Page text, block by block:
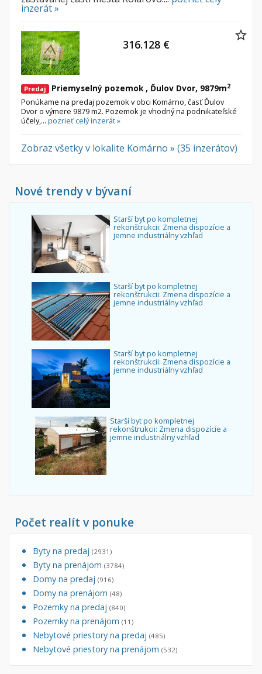
inzerát »
Predaj Priemyselný pozemok , Ďulov Dvor, 9879m2
Ponúkame na predaj pozemok v obci Komárno, časť Ďulov
Dvor o výmere 9879 m2. Pozemok je vhodný na podnikateľské
účely,... pozrieť celý inzerát »
316.128 €
Zobraz všetky v lokalite Komárno » (35 inzerátov)
Nové trendy v bývaní
Starší byt po kompletnej
rekonštrukcii: Zmena dispozície a
jemne industriálny vzhľad
Starší byt po kompletnej
rekonštrukcii: Zmena dispozície a
jemne industriálny vzhľad
Starší byt po kompletnej
rekonštrukcii: Zmena dispozície a
jemne industriálny vzhľad
Starší byt po kompletnej
rekonštrukcii: Zmena dispozície a
jemne industriálny vzhľad
Počet realít v ponuke
Byty na predaj (2931)
Byty na prenájom (3784)
Domy na predaj (916)
Domy na prenájom (48)
Pozemky na predaj (840)
Pozemky na prenájom (11)
Nebytové priestory na predaj (485)
Nebytové priestory na prenájom (532)